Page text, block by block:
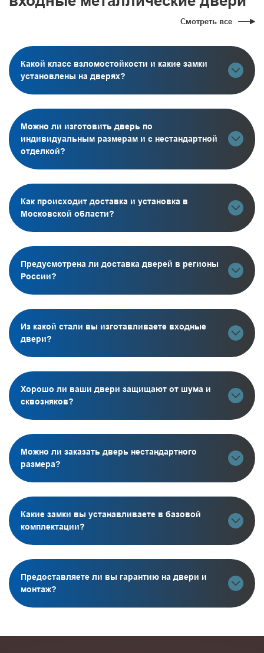
Смотреть все
Какой класс взломостойкости и какие замки
установлены на дверях?
Можно ли изготовить дверь по
индивидуальным размерам и с нестандартной
отделкой?
Как происходит доставка и установка в
Московской области?
Предусмотрена ли доставка дверей в регионы
России?
Из какой стали вы изготавливаете входные
двери?
Хорошо ли ваши двери защищают от шума и
сквозняков?
Можно ли заказать дверь нестандартного
размера?
Какие замки вы устанавливаете в базовой
комплектации?
Предоставляете ли вы гарантию на двери и
монтаж?